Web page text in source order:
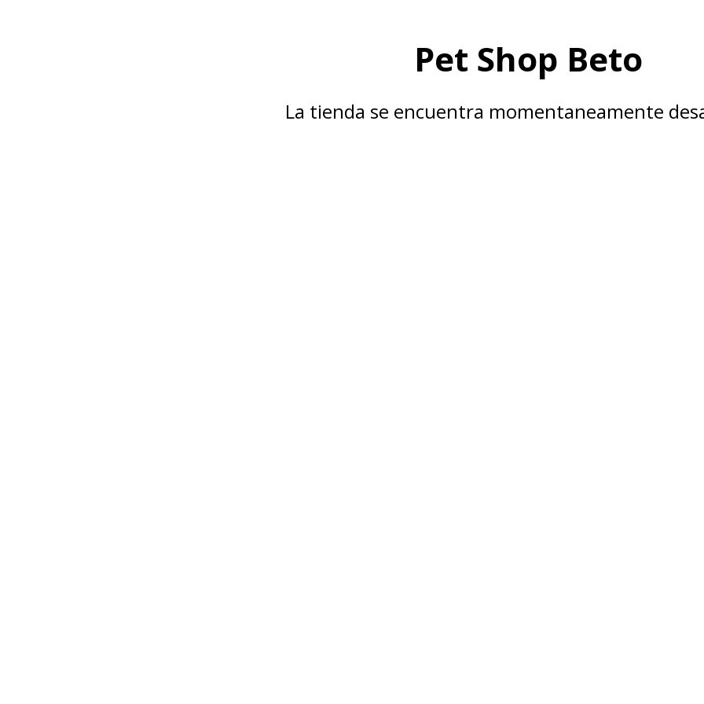
Pet Shop Beto
La tienda se encuentra momentaneamente